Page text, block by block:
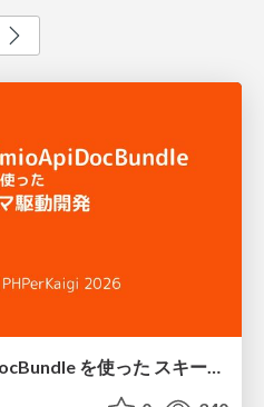
Symfony + NelmioApiDocBundle を使った スキーマ駆動開発 / Schema Driven Development with NelmioApiDocBundle